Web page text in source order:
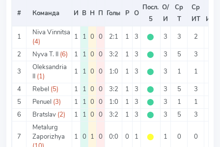
# Команда И В Н П Голы Р О
Посл.
5
О/
И
Ср
Т
Ср
ИТ
ИТ2
1
Niva Vinnitsa
(4)
1 1 0 0 2:1 1 3 ⬤ 3 3 2
2
Nyva T. II (6) 1 1 0 0 3:2 1 3 ⬤ 3 5 3
3
Oleksandria
II (1)
1 1 0 0 1:0 1 3 ⬤ 3 1 1
4
Rebel (5) 1 1 0 0 3:2 1 3 ⬤ 3 5 3
5
Penuel (3) 1 1 0 0 1:0 1 3 ⬤ 3 1 1
6
Bratslav (2) 1 1 0 0 3:2 1 3 ⬤ 3 5 3
7
Metalurg
Zaporizhya
1 0 1 0 0:0 0 1 ⬤ 1 0 0